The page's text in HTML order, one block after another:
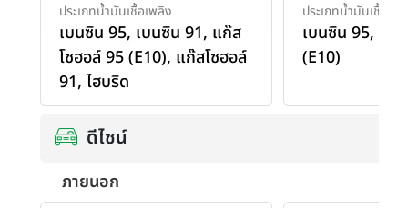
ประเภทน้ำมันเชื้อเพลิง
เบนซิน 95, เบนซิน 91, แก๊ส
โซฮอล์ 95 (E10), แก๊สโซฮอล์
91, ไฮบริด
ประเภทน้ำมันเชื้อเพ
เบนซิน 95,
(E10)
ดีไซน์
ภายนอก